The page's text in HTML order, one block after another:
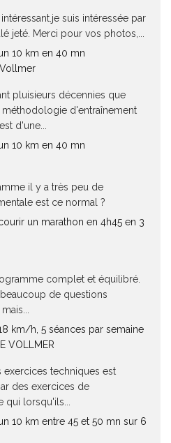
suis intéressée par
jeté. Merci pour vos photos,...
10 km en 40 mn
pluisieurs décennies que
d'entraînement
d'une...
10 km en 40 mn
il y a très peu de
est ce normal ?
un marathon en 4h45 en 3
complet et équilibré.
de questions
km/h, 5 séances par semaine
VOLLMER
exercices techniques est
des exercices de
lorsqu'ils...
10 km entre 45 et 50 mn sur 6